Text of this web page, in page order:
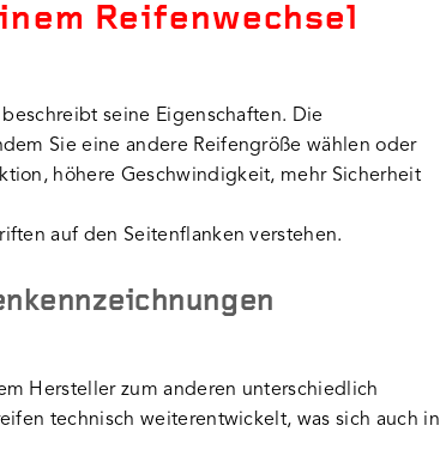
Reifenwechsel
seine Eigenschaften. Die
Sie eine andere Reifengröße wählen oder
höhere Geschwindigkeit, mehr Sicherheit
auf den Seitenflanken verstehen.
Hersteller zum anderen unterschiedlich
technisch weiterentwickelt, was sich auch in